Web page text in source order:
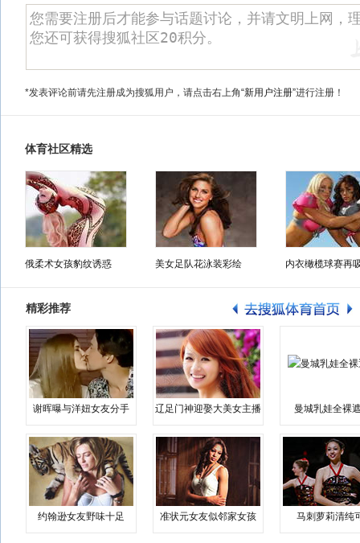
*发表评论前请先注册成为搜狐用户，请点击右上角“新用户注册”进行注册！
体育社区精选
俄柔术女孩豹纹诱惑 美女足队花泳装彩绘 内衣橄榄球赛再
精彩推荐
谢晖曝与洋妞女友分手 辽足门神迎娶大美女主播 曼城乳娃全裸
约翰逊女友野味十足 准状元女友似邻家女孩 马刺萝莉清纯